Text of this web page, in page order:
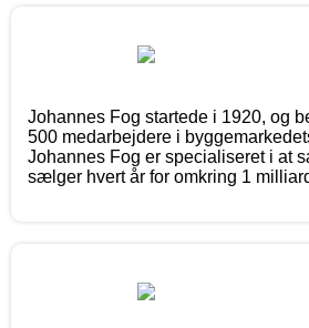
Johannes Fog startede i 1920, og
500 medarbejdere i
Johannes Fog er specialiseret i at
sælger hvert år for omkring 1